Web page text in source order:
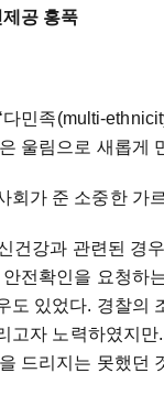
제공 홍푹
민족(multi-
울림으로 새롭게
회가 준 소중한 가
건강과 관련된 경
전확인을 요청하
있었다. 경찰의
고자 노력하였지
드리지는 못했던